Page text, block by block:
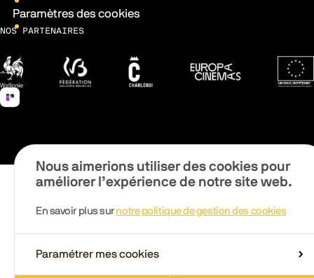
Paramètres des cookies
NOS PARTENAIRES
Wallonie Fédération Wallonie-Bruxelles
Ville de CharleroiEuropa Cinemas
Nous aimerions utiliser des cookies pour
améliorer l’expérience de notre site web.
En savoir plus surnotre politique de gestion des cookies
Paramétrer mes cookies